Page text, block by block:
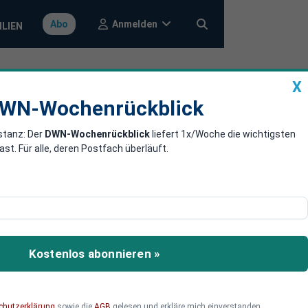
Abo Anmelden
Krise. Die Gründe
X
Wochenrückblick
Der DWN-Wochenrückblick liefert 1x/Woche die wichtigsten
Für alle, deren Postfach überläuft.
Kostenlos abonnieren »